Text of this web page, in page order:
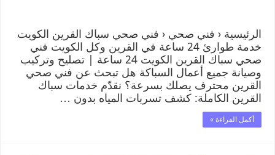
الرئيسية ‹ فني صحي ‹ فني صحي سباك القرين الكويت
خدمة طوارئ 24 ساعة في القرين وكل الكويت فني
صحي سباك القرين الكويت 24 ساعة | تصليح وتركيب
وصيانة جميع أعمال السباكة هل تبحث عن فني صحي
القرين محترف يصلك بسرعة؟ نقدّم خدمات سباك
القرين الكاملة: كشف تسربات المياه بدون …
أكمل القراءة »